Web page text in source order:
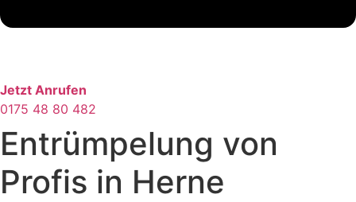
Jetzt Anrufen
0175 48 80 482
Entrümpelung von
Profis in Herne